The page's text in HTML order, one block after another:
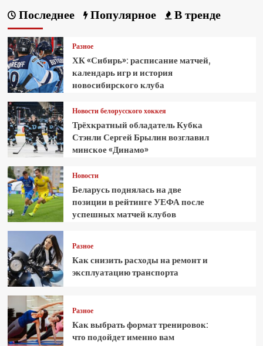
Последнее Популярное В тренде
Разное
ХК «Сибирь»: расписание матчей,
календарь игр и история
новосибирского клуба
Новости белорусского хоккея
Трёхкратный обладатель Кубка
Стэнли Сергей Брылин возглавил
минское «Динамо»
Новости
Беларусь поднялась на две
позиции в рейтинге УЕФА после
успешных матчей клубов
Разное
Как снизить расходы на ремонт и
эксплуатацию транспорта
Разное
Как выбрать формат тренировок:
что подойдет именно вам